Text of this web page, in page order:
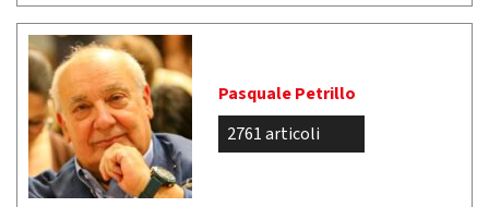
Pasquale Petrillo
2761 articoli